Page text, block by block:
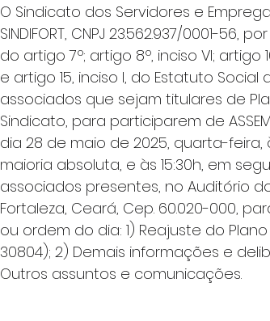
O Sindicato dos Servidores e
SINDIFORT, CNPJ 23.562.937/0001-
do artigo 7º; artigo 8º, inciso VI; artigo
e artigo 15, inciso I, do Estatuto
associados que sejam titulares de
Sindicato, para participarem de
dia 28 de maio de 2025, quarta-
maioria absoluta, e às 15:30h, em
associados presentes, no Auditório do
Fortaleza, Ceará, Cep. 60.020-000,
ou ordem do dia: 1) Reajuste do
30804); 2) Demais informações e
Outros assuntos e comunicações.